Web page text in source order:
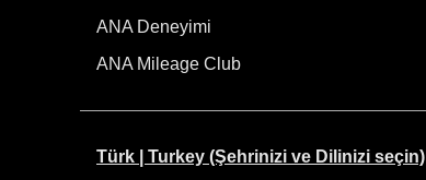
ANA Deneyimi
ANA Mileage Club
Türk | Turkey (Şehrinizi ve Dilinizi seçin)